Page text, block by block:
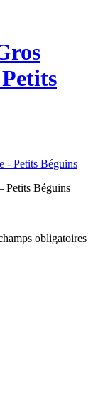
Petits Béguins
obligatoires